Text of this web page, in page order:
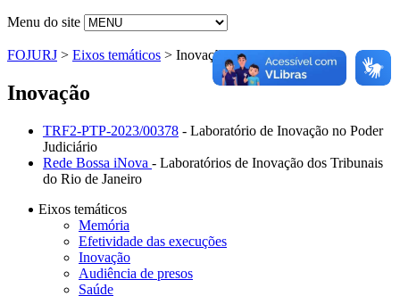
Menu do site
FOJURJ > Eixos temáticos > Inovação
Inovação
TRF2-PTP-2023/00378 - Laboratório de Inovação no Poder
Judiciário
Rede Bossa iNova - Laboratórios de Inovação dos Tribunais
do Rio de Janeiro
Eixos temáticos
Memória
Efetividade das execuções
Inovação
Audiência de presos
Saúde